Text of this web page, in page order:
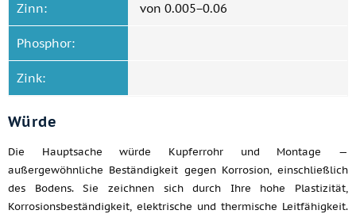
Zinn: von 0.005−0.06
Phosphor:
Zink:
Würde
Die Hauptsache würde Kupferrohr und Montage —
außergewöhnliche Beständigkeit gegen Korrosion, einschließlich
des Bodens. Sie zeichnen sich durch Ihre hohe Plastizität,
Korrosionsbeständigkeit, elektrische und thermische Leitfähigkeit.